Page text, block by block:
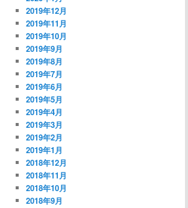
2019年12月
2019年11月
2019年10月
2019年9月
2019年8月
2019年7月
2019年6月
2019年5月
2019年4月
2019年3月
2019年2月
2019年1月
2018年12月
2018年11月
2018年10月
2018年9月